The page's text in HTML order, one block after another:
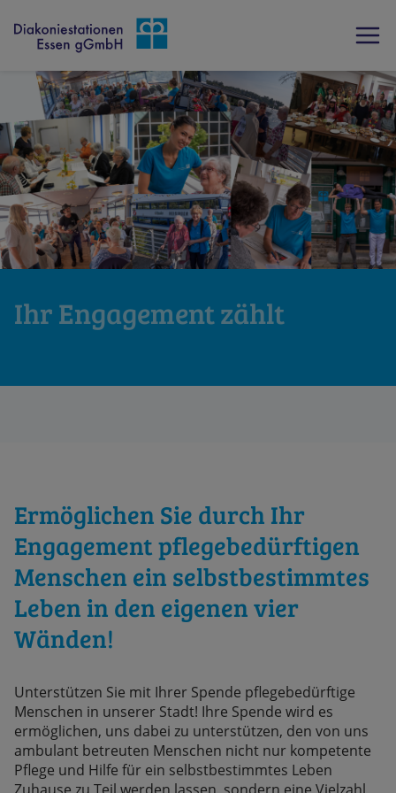
Ihr Engagement zählt
Ermöglichen Sie durch Ihr
Engagement pflegebedürftigen
Menschen ein selbstbestimmtes
Leben in den eigenen vier
Wänden!
Unterstützen Sie mit Ihrer Spende pflegebedürftige
Menschen in unserer Stadt! Ihre Spende wird es
ermöglichen, uns dabei zu unterstützen, den von uns
ambulant betreuten Menschen nicht nur kompetente
Pflege und Hilfe für ein selbstbestimmtes Leben